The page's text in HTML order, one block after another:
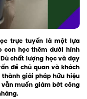
trực tuyến là một lựa
con học thêm dưới hình
chất lượng học và dạy
đề chủ quan và khách
giải pháp hữu hiệu
muốn giảm bớt công